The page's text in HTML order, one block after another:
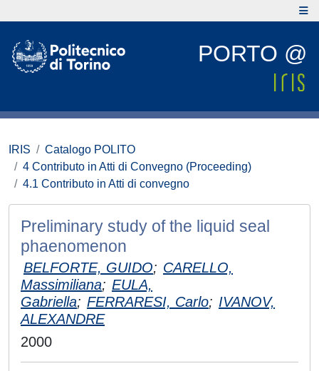
PORTO @
IRIS
Catalogo POLITO
4 Contributo in Atti di Convegno (Proceeding)
4.1 Contributo in Atti di convegno
Preliminary study of the liquid seal
phaenomenon
BELFORTE, GUIDO; CARELLO,
Massimiliana; EULA,
Gabriella; FERRARESI, Carlo; IVANOV,
ALEXANDRE
2000